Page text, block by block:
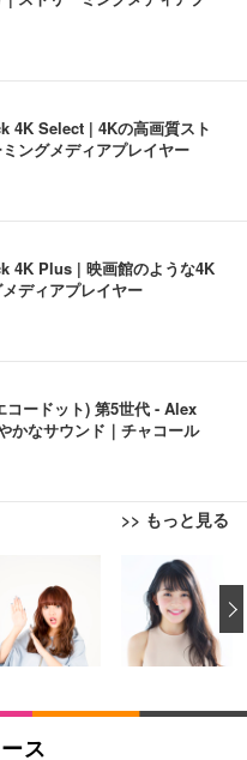
4K Select | 4Kの高画質スト
ングメディアプレイヤー
4K Plus | 映画館のような4K
ディアプレイヤー
ードット) 第5世代 - Alex
かなサウンド｜チャコール
>> もっと見る
ア 椅子 テレワーク 疲れな
スト コンパクト 約105度ロッ
度回転 座面昇降 強化ナイロ
ッシュ 在宅ワーク H-WY01
ェア／デスクチェア メッシ
ない ブラック
ミアムモニター | FlexScan
UHD・USB Type-C・ホワ
ミアムモニター | FlexScan
トシーツ 薄型 レギュラー 1
イト 300枚
トシーツ 厚型 ワイド 42枚
収面:ライトブルー)
ス